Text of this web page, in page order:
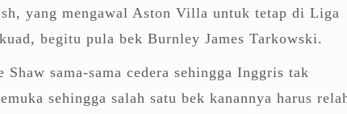
yang mengawal Aston Villa untuk tetap di Liga
begitu pula bek Burnley James Tarkowski.
sama-sama cedera sehingga Inggris tak
sehingga salah satu bek kanannya harus